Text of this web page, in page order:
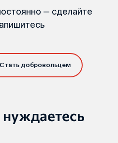
— сделайте
Стать добровольцем